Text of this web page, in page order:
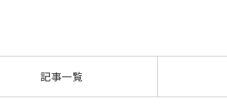
記事一覧